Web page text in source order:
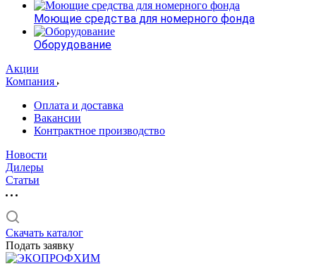
Моющие средства для номерного фонда
Оборудование
Акции
Компания
Оплата и доставка
Вакансии
Контрактное производство
Новости
Дилеры
Статьи
Скачать каталог
Подать заявку